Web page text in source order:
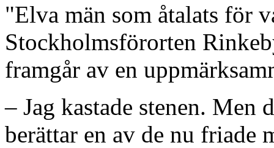
"Elva män som åtalats för
Stockholmsförorten
framgår av en
– Jag kastade stenen.
berättar en av de nu friade